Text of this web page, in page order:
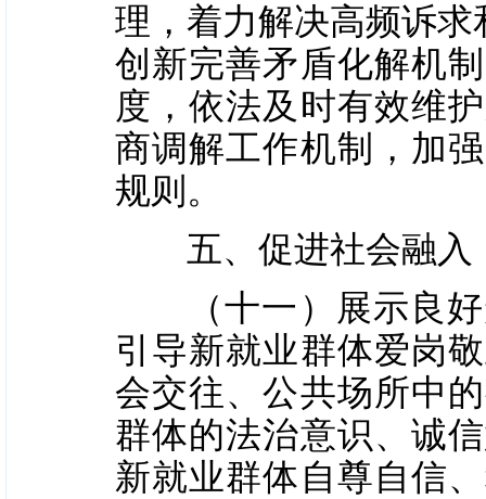
理，着力解决高频诉
创新完善矛盾化解机
度，依法及时有效维
商调解工作机制，加
规则。
五、促进社会融入
（十一）展示良好
引导新就业群体爱岗
会交往、公共场所中
群体的法治意识、诚
新就业群体自尊自信